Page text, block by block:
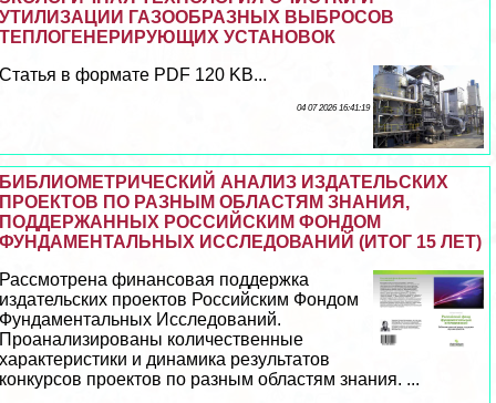
УТИЛИЗАЦИИ ГАЗООБРАЗНЫХ ВЫБРОСОВ
ТЕПЛОГЕНЕРИРУЮЩИХ УСТАНОВОК
Статья в формате PDF 120 KB...
04 07 2026 16:41:19
БИБЛИОМЕТРИЧЕСКИЙ АНАЛИЗ ИЗДАТЕЛЬСКИХ
ПРОЕКТОВ ПО РАЗНЫМ ОБЛАСТЯМ ЗНАНИЯ,
ПОДДЕРЖАННЫХ РОССИЙСКИМ ФОНДОМ
ФУНДАМЕНТАЛЬНЫХ ИССЛЕДОВАНИЙ (ИТОГ 15 ЛЕТ)
Рассмотрена финансовая поддержка
издательских проектов Российским Фондом
Фундаментальных Исследований.
Проанализированы количественные
хаpaктеристики и динамика результатов
конкурсов проектов по разным областям знания. ...